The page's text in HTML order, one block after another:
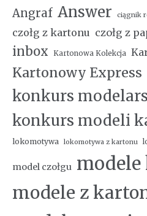
Angraf Answer ciągnik
czołg z kartonu czołg z
inbox Kartonowa Kolekcja
Kartonowy Express
konkurs
konkurs modeli
lokomotywa lokomotywa z kartonu
model czołgu
modele z